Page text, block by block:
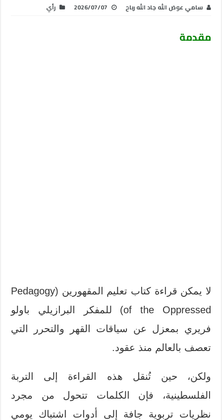
سامي عوض الله جاد الله رباح 2026/07/07 رأي
مقدمة
لا يمكن قراءة كتاب تعليم المقهورين (Pedagogy
of the Oppressed) للمفكر البرازيلي باولو
فريري بمعزل عن سياقات القهر والتحرر التي
تعصف بالعالم منذ عقود.
ولكن، حين تُنقل هذه القراءة إلى التربة
الفلسطينية، فإن الكلمات تتحول من مجرد
نظريات تربوية جافة إلى أدوات اشتباك يومي